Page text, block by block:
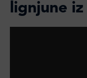
lignjune iz